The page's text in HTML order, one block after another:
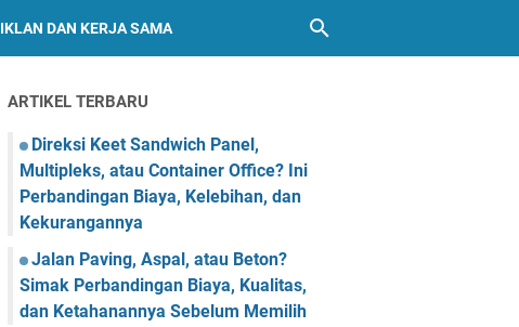
IKLAN DAN KERJA SAMA
ARTIKEL TERBARU
Direksi Keet Sandwich Panel,
Multipleks, atau Container Office? Ini
Perbandingan Biaya, Kelebihan, dan
Kekurangannya
Jalan Paving, Aspal, atau Beton?
Simak Perbandingan Biaya, Kualitas,
dan Ketahanannya Sebelum Memilih